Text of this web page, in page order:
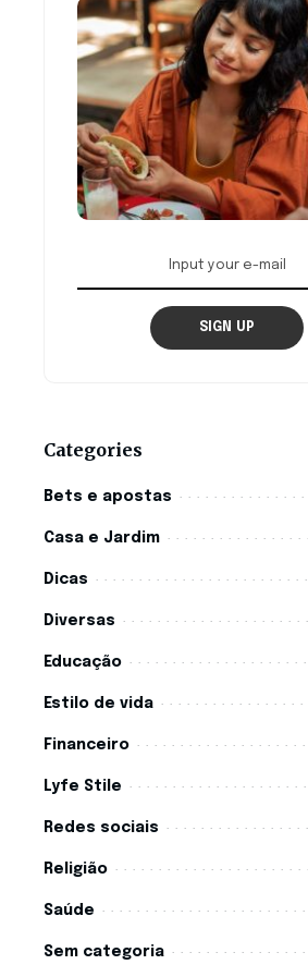
SIGN UP
Categories
Bets e apostas
Casa e Jardim
Dicas
Diversas
Educação
Estilo de vida
Financeiro
Lyfe Stile
Redes sociais
Religião
Saúde
Sem categoria